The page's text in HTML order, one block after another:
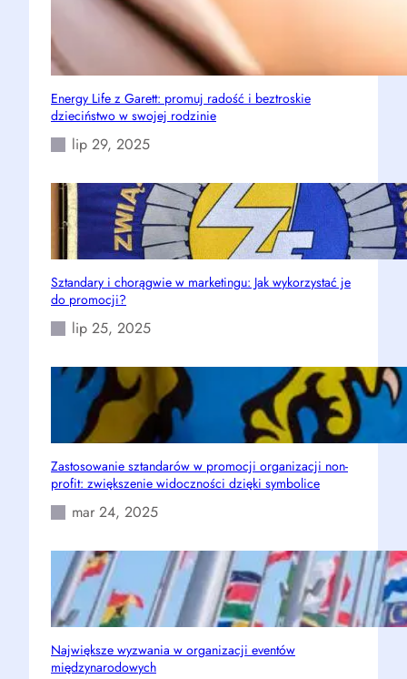
Energy Life z Garett: promuj radość i beztroskie
dzieciństwo w swojej rodzinie
lip 29, 2025
Sztandary i chorągwie w marketingu: Jak wykorzystać je
do promocji?
lip 25, 2025
Zastosowanie sztandarów w promocji organizacji non-
profit: zwiększenie widoczności dzięki symbolice
mar 24, 2025
Największe wyzwania w organizacji eventów
międzynarodowych